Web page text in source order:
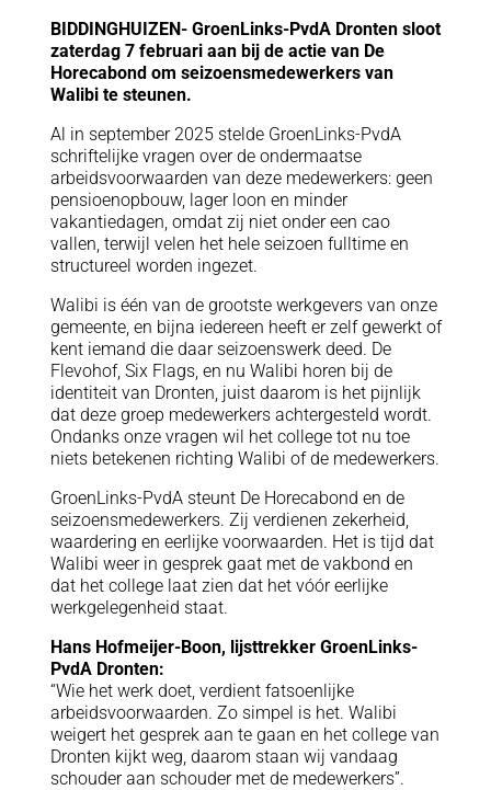
BIDDINGHUIZEN- GroenLinks-PvdA Dronten sloot
zaterdag 7 februari aan bij de actie van De
Horecabond om seizoensmedewerkers van
Walibi te steunen.
Al in september 2025 stelde GroenLinks-PvdA
schriftelijke vragen over de ondermaatse
arbeidsvoorwaarden van deze medewerkers: geen
pensioenopbouw, lager loon en minder
vakantiedagen, omdat zij niet onder een cao
vallen, terwijl velen het hele seizoen fulltime en
structureel worden ingezet.
Walibi is één van de grootste werkgevers van onze
gemeente, en bijna iedereen heeft er zelf gewerkt of
kent iemand die daar seizoenswerk deed. De
Flevohof, Six Flags, en nu Walibi horen bij de
identiteit van Dronten, juist daarom is het pijnlijk
dat deze groep medewerkers achtergesteld wordt.
Ondanks onze vragen wil het college tot nu toe
niets betekenen richting Walibi of de medewerkers.
GroenLinks-PvdA steunt De Horecabond en de
seizoensmedewerkers. Zij verdienen zekerheid,
waardering en eerlijke voorwaarden. Het is tijd dat
Walibi weer in gesprek gaat met de vakbond en
dat het college laat zien dat het vóór eerlijke
werkgelegenheid staat.
Hans Hofmeijer-Boon, lijsttrekker GroenLinks-
PvdA Dronten:
“Wie het werk doet, verdient fatsoenlijke
arbeidsvoorwaarden. Zo simpel is het. Walibi
weigert het gesprek aan te gaan en het college van
Dronten kijkt weg, daarom staan wij vandaag
schouder aan schouder met de medewerkers”.